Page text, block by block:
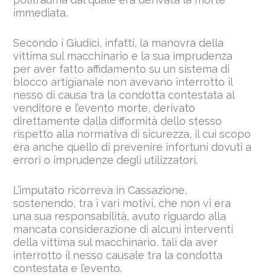
immediata.
Secondo i Giudici, infatti, la manovra della
vittima sul macchinario e la sua imprudenza
per aver fatto affidamento su un sistema di
blocco artigianale non avevano interrotto il
nesso di causa tra la condotta contestata al
venditore e l’evento morte, derivato
direttamente dalla difformità dello stesso
rispetto alla normativa di sicurezza, il cui scopo
era anche quello di prevenire infortuni dovuti a
errori o imprudenze degli utilizzatori.
L’imputato ricorreva in Cassazione,
sostenendo, tra i vari motivi, che non vi era
una sua responsabilità, avuto riguardo alla
mancata considerazione di alcuni interventi
della vittima sul macchinario, tali da aver
interrotto il nesso causale tra la condotta
contestata e l’evento.